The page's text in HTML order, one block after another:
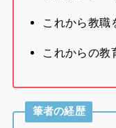
これから教職
これからの教
筆者の経歴